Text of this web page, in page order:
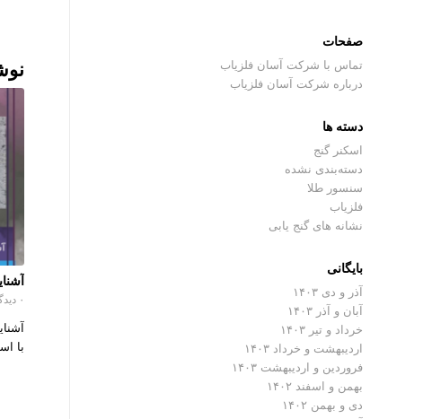
۰ دیدگاه
با
صفحات
تماس با شرکت آسان فلزیاب
درباره شرکت آسان فلزیاب
دسته ها
اسکنر گنج
دسته‌بندی نشده
سنسور طلا
فلزیاب
نشانه های گنج یابی
بایگانی
آذر و دی ۱۴۰۳
آبان و آذر ۱۴۰۳
خرداد و تیر ۱۴۰۳
اردیبهشت و خرداد ۱۴۰۳
فروردین و اردیبهشت ۱۴۰۳
بهمن و اسفند ۱۴۰۲
دی و بهمن ۱۴۰۲